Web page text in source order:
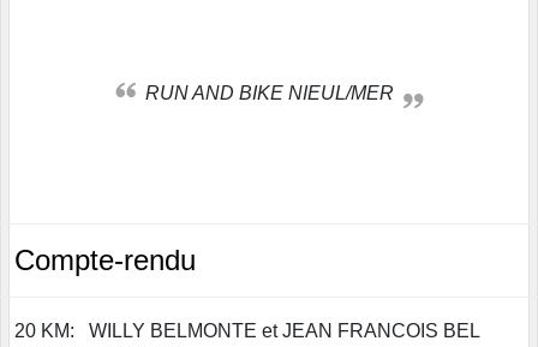
RUN AND BIKE NIEUL/MER
Compte-rendu
20 KM: WILLY BELMONTE et JEAN FRANCOIS BEL